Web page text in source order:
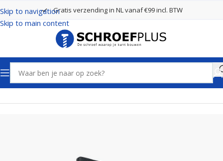
Skip to navigation
Skip to main content
Gratis verzending in NL vanaf €99 incl. BTW
Home Poort- en hekbeslag Plaatduimen